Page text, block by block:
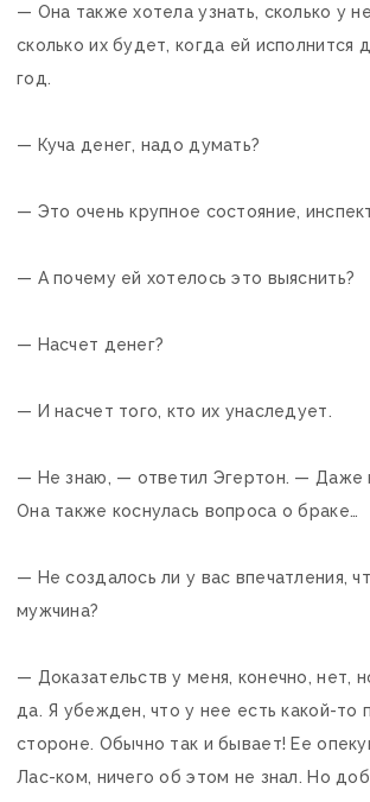
— Она также хотела узнать, сколько у
сколько их будет, когда ей исполнится
год.
— Куча денег, надо думать?
— Это очень крупное состояние,
— А почему ей хотелось это выяснить?
— Насчет денег?
— И насчет того, кто их унаследует.
— Не знаю, — ответил Эгертон. — Даже
Она также коснулась вопроса о браке…
— Не создалось ли у вас впечатления,
мужчина?
— Доказательств у меня, конечно, нет,
да. Я убежден, что у нее есть какой-то
стороне. Обычно так и бывает! Ее
Лас-ком, ничего об этом не знал. Но